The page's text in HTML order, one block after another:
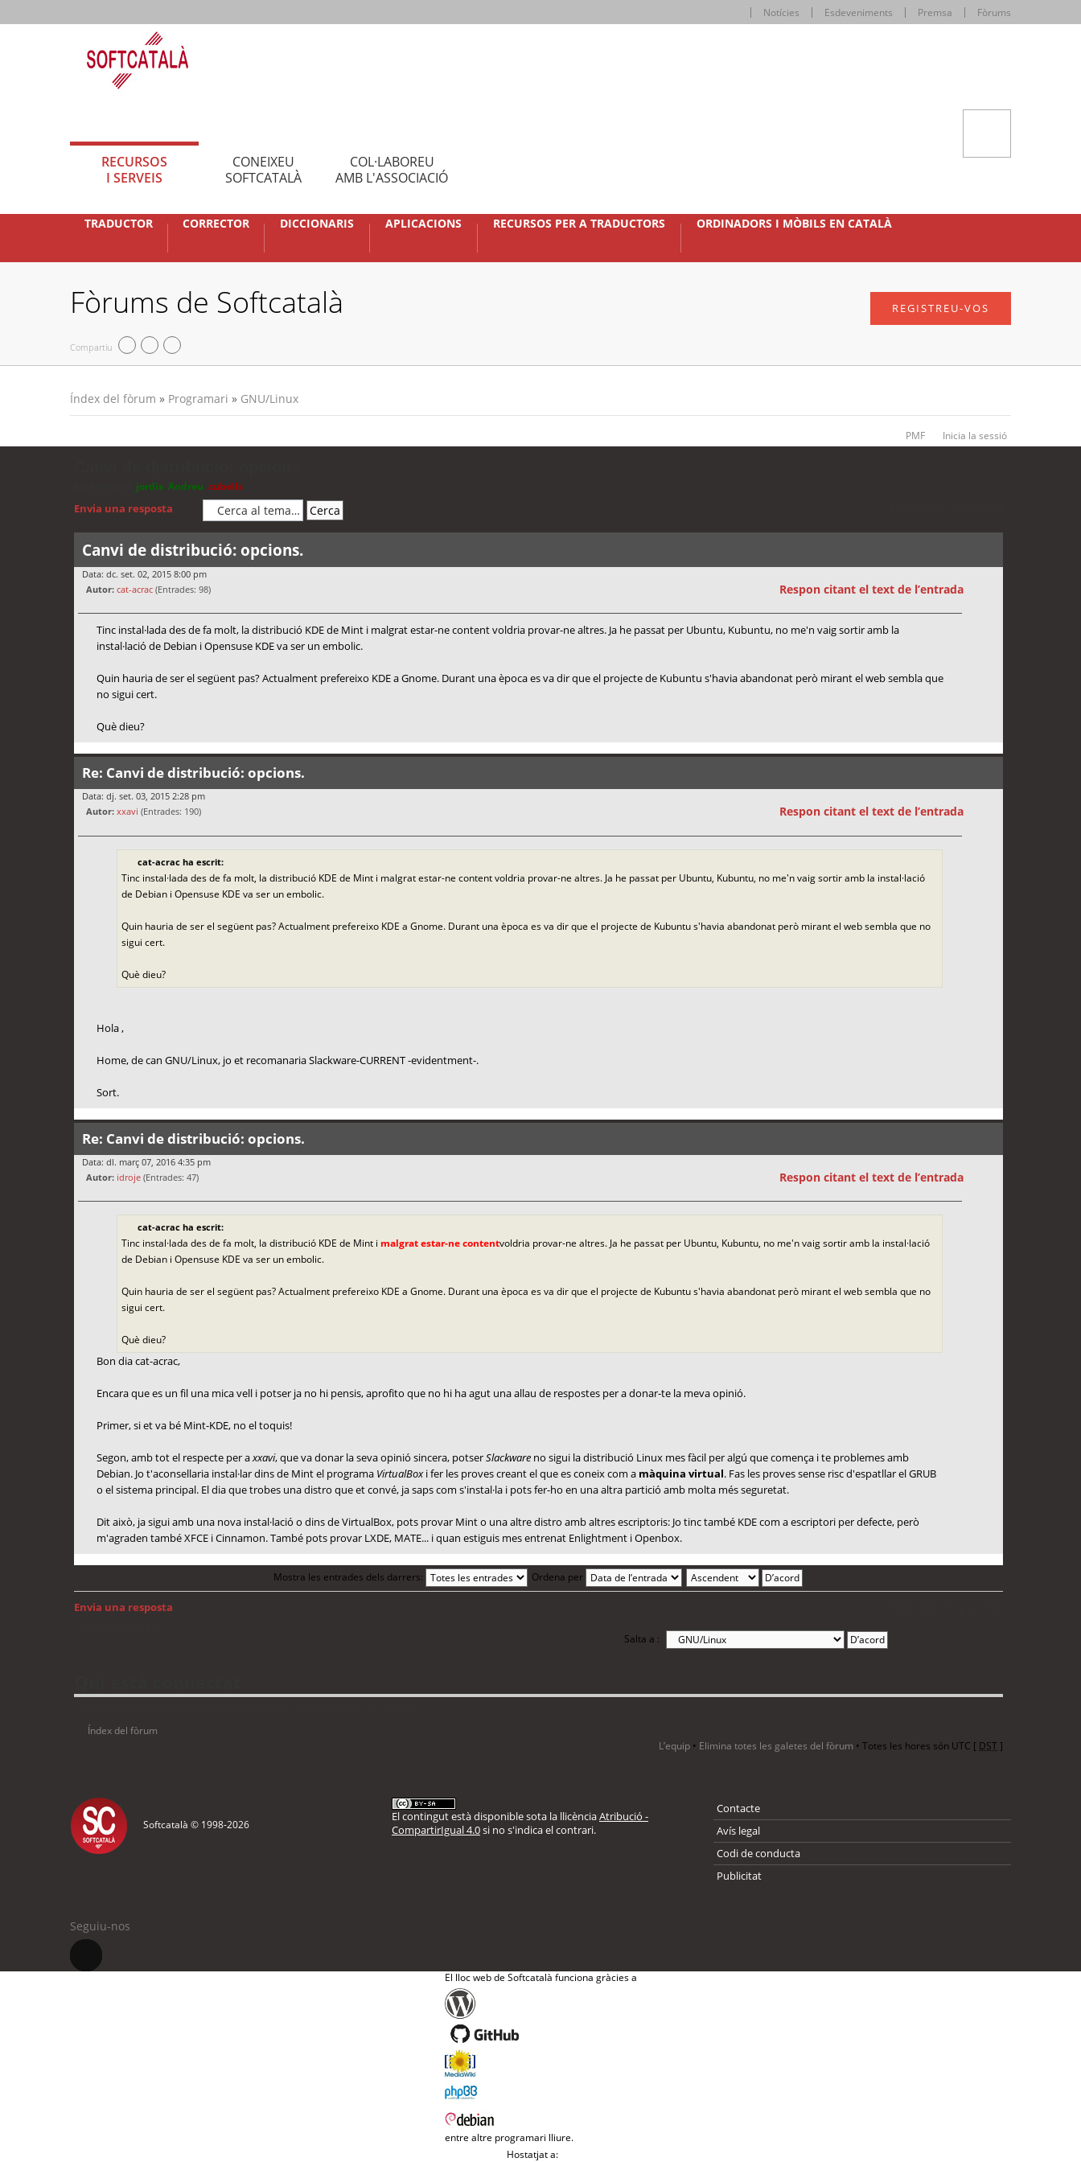
Notícies Esdeveniments Premsa Fòrums
RECURSOS
I SERVEIS
CONEIXEU
SOFTCATALÀ
COL·LABOREU
AMB L'ASSOCIACIÓ
TRADUCTOR CORRECTOR DICCIONARIS APLICACIONS RECURSOS PER A TRADUCTORS ORDINADORS I MÒBILS EN CATALÀ
Fòrums de Softcatalà
Compartiu
REGISTREU-VOS
Índex del fòrum » Programari » GNU/Linux
PMF Inicia la sessió
jordis Andreu cubells
Envia una resposta
Canvi de distribució: opcions.
Data: dc. set. 02, 2015 8:00 pm
Autor: cat-acrac (Entrades: 98) Respon citant el text de l’entrada
Tinc instal·lada des de fa molt, la distribució KDE de Mint i malgrat estar-ne content voldria provar-ne altres. Ja he passat per Ubuntu, Kubuntu, no me'n vaig sortir amb la
instal·lació de Debian i Opensuse KDE va ser un embolic.
Quin hauria de ser el següent pas? Actualment prefereixo KDE a Gnome. Durant una època es va dir que el projecte de Kubuntu s'havia abandonat però mirant el web sembla que
no sigui cert.
Què dieu?
Re: Canvi de distribució: opcions.
Data: dj. set. 03, 2015 2:28 pm
Autor: xxavi (Entrades: 190) Respon citant el text de l’entrada
cat-acrac ha escrit:
Tinc instal·lada des de fa molt, la distribució KDE de Mint i malgrat estar-ne content voldria provar-ne altres. Ja he passat per Ubuntu, Kubuntu, no me'n vaig sortir amb la instal·lació
de Debian i Opensuse KDE va ser un embolic.
Quin hauria de ser el següent pas? Actualment prefereixo KDE a Gnome. Durant una època es va dir que el projecte de Kubuntu s'havia abandonat però mirant el web sembla que no
sigui cert.
Què dieu?
Hola ,
Home, de can GNU/Linux, jo et recomanaria Slackware-CURRENT -evidentment-.
Sort.
Re: Canvi de distribució: opcions.
Data: dl. març 07, 2016 4:35 pm
Autor: idroje (Entrades: 47) Respon citant el text de l’entrada
cat-acrac ha escrit:
Tinc instal·lada des de fa molt, la distribució KDE de Mint i malgrat estar-ne contentvoldria provar-ne altres. Ja he passat per Ubuntu, Kubuntu, no me'n vaig sortir amb la instal·lació
de Debian i Opensuse KDE va ser un embolic.
Quin hauria de ser el següent pas? Actualment prefereixo KDE a Gnome. Durant una època es va dir que el projecte de Kubuntu s'havia abandonat però mirant el web sembla que no
sigui cert.
Què dieu?
Bon dia cat-acrac,
Encara que es un fil una mica vell i potser ja no hi pensis, aprofito que no hi ha agut una allau de respostes per a donar-te la meva opinió.
Primer, si et va bé Mint-KDE, no el toquis!
Segon, amb tot el respecte per axxavi, que va donar la seva opinió sincera, potserSlackwareno sigui la distribució Linux mes fàcil per algú que comença i te problemes amb
Debian. Jo t'aconsellaria instal·lar dins de Mint el programa VirtualBoxi fer les proves creant el que es coneix com a màquina virtual. Fas les proves sense risc d'espatllar el GRUB
o el sistema principal. El dia que trobes una distro que et convé, ja saps com s'instal·la i pots fer-ho en una altra partició amb molta més seguretat.
Dit això, ja sigui amb una nova instal·lació o dins de VirtualBox, pots provar Mint o una altre distro amb altres escriptoris: Jo tinc també KDE com a escriptori per defecte, però
m'agraden també XFCE i Cinnamon. També pots provar LXDE, MATE... i quan estiguis mes entrenat Enlightment i Openbox.
Mostra les entrades dels darrers: Ordena per
Envia una resposta
Salta a :
Índex del fòrum
L’equip • Elimina totes les galetes del fòrum • Totes les hores són UTC [ DST]
Softcatalà © 1998-2026
El contingut està disponible sota la llicènciaAtribució -
CompartirIgual 4.0si no s'indica el contrari.
Contacte
Avís legal
Codi de conducta
Publicitat
Seguiu-nos
El lloc web de Softcatalà funciona gràcies a
entre altre programari lliure.
Hostatjat a: